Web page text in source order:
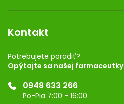
Dermocentrum
Rozhodnutie na prevádzku
Registrácia
Ponuka pre firmy
Značky
Kontakt
Potrebujete poradiť?
Opýtajte sa našej farmaceutky
0948 633 266
Po-Pia 7:00 - 16:00